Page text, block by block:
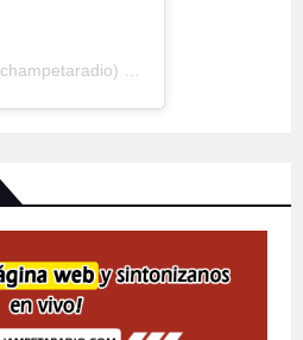
champetaradio) • Fotos y videos de Instagram